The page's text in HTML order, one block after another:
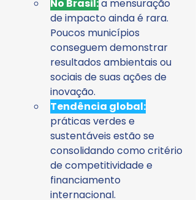
No Brasil: a mensuração
de impacto ainda é rara.
Poucos municípios
conseguem demonstrar
resultados ambientais ou
sociais de suas ações de
inovação.
Tendência global:
práticas verdes e
sustentáveis estão se
consolidando como critério
de competitividade e
financiamento
internacional.